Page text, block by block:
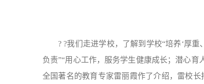
? ?我们走进学校，了解到学校“培养‘厚
负责”“用心工作，服务学生健康成长；潜心
全国著名的教育专家雷丽霞作了介绍，雷校